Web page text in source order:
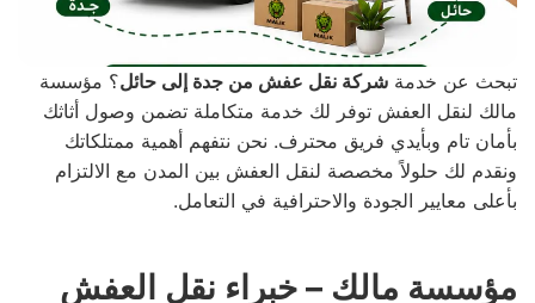
تبحث عن خدمة شركة نقل عفش من جدة إلى حائل؟ مؤسسة
مالك لنقل العفش توفر لك خدمة متكاملة تضمن وصول أثاثك
بأمان تام وبأيدي فريق محترف. نحن نتفهم أهمية ممتلكاتك
ونقدم لك حلولاً مخصصة لنقل العفش بين المدن مع الالتزام
بأعلى معايير الجودة والاحترافية في التعامل.
مؤسسة مالك – خبراء نقل العفش